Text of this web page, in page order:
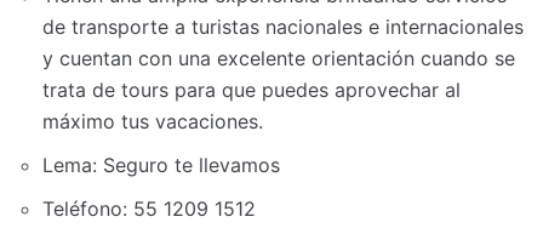
de transporte a turistas nacionales e internacionales
y cuentan con una excelente orientación cuando se
trata de tours para que puedes aprovechar al
máximo tus vacaciones.
Lema: Seguro te llevamos
Teléfono: 55 1209 1512